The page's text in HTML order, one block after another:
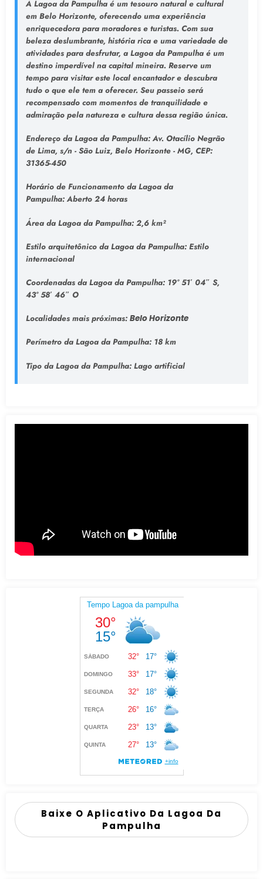
A Lagoa da Pampulha é um tesouro natural e cultural
em Belo Horizonte, oferecendo uma experiência
enriquecedora para moradores e turistas. Com sua
beleza deslumbrante, história rica e uma variedade de
atividades para desfrutar, a Lagoa da Pampulha é um
destino imperdível na capital mineira. Reserve um
tempo para visitar este local encantador e descubra
tudo o que ele tem a oferecer. Seu passeio será
recompensado com momentos de tranquilidade e
admiração pela natureza e cultura dessa região única.
Endereço da Lagoa da Pampulha: Av. Otacílio Negrão
de Lima, s/n - São Luiz, Belo Horizonte - MG, CEP:
31365-450
Horário de Funcionamento da Lagoa da
Pampulha:Aberto 24 horas
Área da Lagoa da Pampulha:2,6 km²
Estilo arquitetônico da Lagoa da Pampulha:Estilo
internacional
Coordenadas da Lagoa da Pampulha:19° 51′ 04″ S,
43° 58′ 46″ O
Localidades mais próximas: Belo Horizonte
Perímetro da Lagoa da Pampulha:18 km
Tipo da Lagoa da Pampulha: Lago artificial
Baixe O Aplicativo Da Lagoa Da
Pampulha